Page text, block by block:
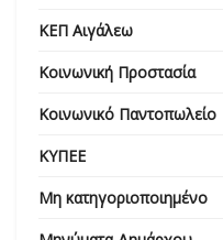
ΚΕΠ Αιγάλεω
Κοινωνική Προστασία
Κοινωνικό Παντοπωλείο
ΚΥΠΕΕ
Μη κατηγοριοποιημένο